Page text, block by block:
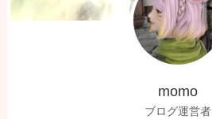
momo
ブログ運営者